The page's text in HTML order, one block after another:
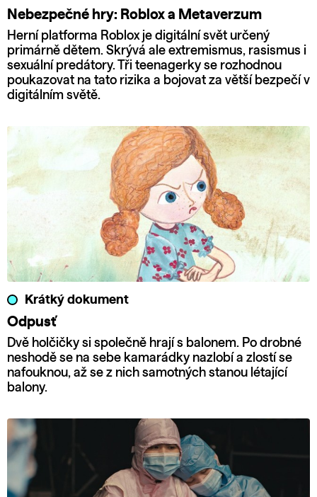
Nebezpečné hry: Roblox a Metaverzum
Herní platforma Roblox je digitální svět určený
primárně dětem. Skrývá ale extremismus, rasismus i
sexuální predátory. Tři teenagerky se rozhodnou
poukazovat na tato rizika a bojovat za větší bezpečí v
digitálním světě.
Krátký dokument
Odpusť
Dvě holčičky si společně hrají s balonem. Po drobné
neshodě se na sebe kamarádky nazlobí a zlostí se
nafouknou, až se z nich samotných stanou létající
balony.